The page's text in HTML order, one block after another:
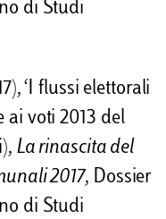
di Studi
‘I flussi elettorali
ai voti 2013 del
La rinascita del
2017, Dossier
di Studi